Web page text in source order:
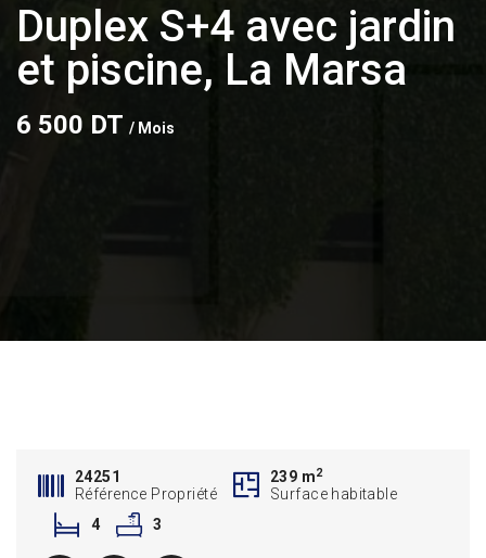
Duplex S+4 avec jardin
et piscine, La Marsa
6 500 DT / Mois
24251
Référence Propriété
239 m2
Surface habitable
4
3